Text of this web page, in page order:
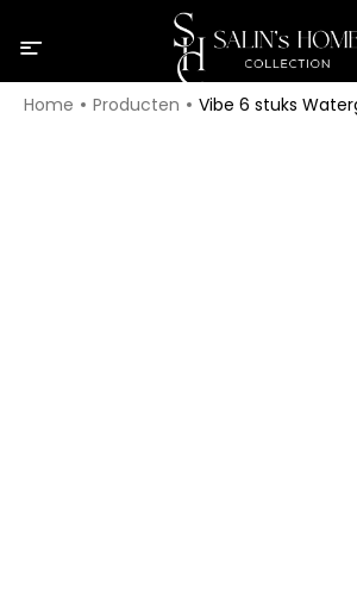
Home Producten Vibe 6 stuks